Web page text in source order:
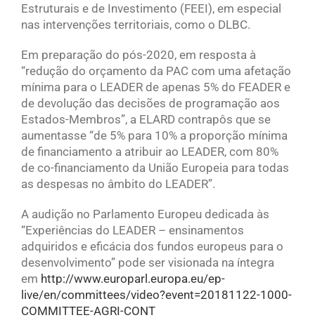
Estruturais e de Investimento (FEEI), em especial
nas intervenções territoriais, como o DLBC.
Em preparação do pós-2020, em resposta à
“redução do orçamento da PAC com uma afetação
mínima para o LEADER de apenas 5% do FEADER e
de devolução das decisões de programação aos
Estados-Membros”, a ELARD contrapôs que se
aumentasse “de 5% para 10% a proporção mínima
de financiamento a atribuir ao LEADER, com 80%
de co-financiamento da União Europeia para todas
as despesas no âmbito do LEADER”.
A audição no Parlamento Europeu dedicada às
“Experiências do LEADER – ensinamentos
adquiridos e eficácia dos fundos europeus para o
desenvolvimento” pode ser visionada na íntegra
em http://www.europarl.europa.eu/ep-
live/en/committees/video?event=20181122-1000-
COMMITTEE-AGRI-CONT